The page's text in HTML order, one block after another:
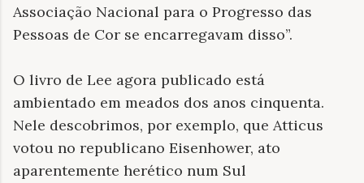
Associação Nacional para o Progresso das
Pessoas de Cor se encarregavam disso”.
O livro de Lee agora publicado está
ambientado em meados dos anos cinquenta.
Nele descobrimos, por exemplo, que Atticus
votou no republicano Eisenhower, ato
aparentemente herético num Sul